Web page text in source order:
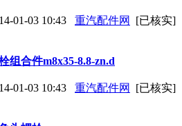
01-03 10:43 重汽配件网 [已核实]
组合件m8x35-8.8-zn.d
01-03 10:43 重汽配件网 [已核实]